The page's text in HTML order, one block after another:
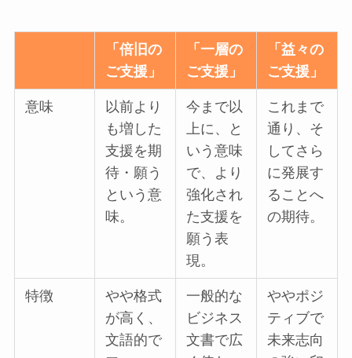
「倍旧の
ご支援」
「一層の
ご支援」
「益々の
ご支援」
意味
以前より
も増した
支援を期
待・願う
という意
味。
今まで以
上に、と
いう意味
で、より
強化され
た支援を
願う表
現。
これまで
通り、そ
してさら
に発展す
ることへ
の期待。
特徴
やや格式
が高く、
文語的で
一般的な
ビジネス
文書で広
ややポジ
ティブで
未来志向